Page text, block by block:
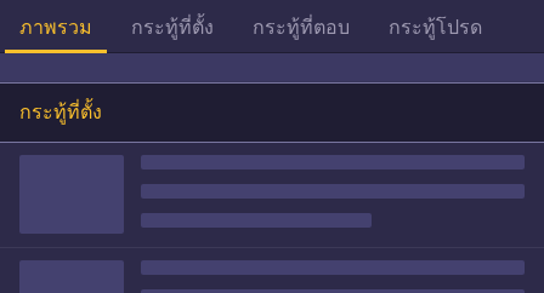
ภาพรวม กระทู้ที่ตั้ง กระทู้ที่ตอบ กระทู้โปรด
กระทู้ที่ตั้ง